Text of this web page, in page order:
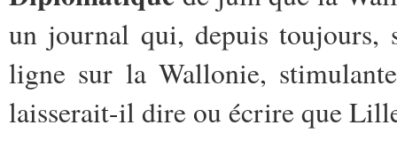
un journal qui, depuis toujours,
ligne sur la Wallonie,
laisserait-il dire ou écrire que